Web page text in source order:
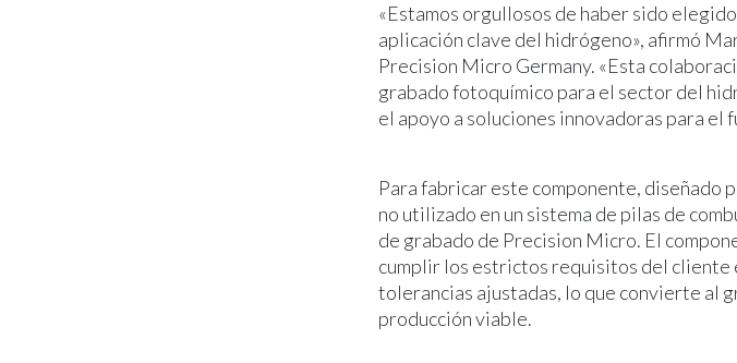
«Estamos orgullosos de haber sido
aplicación clave del hidrógeno», afirmó
Precision Micro Germany. «Esta
grabado fotoquímico para el sector del
el apoyo a soluciones innovadoras para el
Para fabricar este componente,
no utilizado en un sistema de pilas de
de grabado de Precision Micro. El
cumplir los estrictos requisitos del cliente
tolerancias ajustadas, lo que convierte al
producción viable.